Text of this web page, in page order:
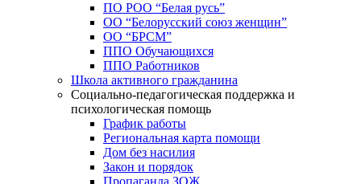
ПО РОО “Белая русь”
ОО “Белорусский союз женщин”
ОО “БРСМ”
ППО Обучающихся
ППО Работников
Школа активного гражданина
Социально-педагогическая поддержка и
психологическая помощь
График работы
Региональная карта помощи
Дом без насилия
Закон и порядок
Пропаганда ЗОЖ